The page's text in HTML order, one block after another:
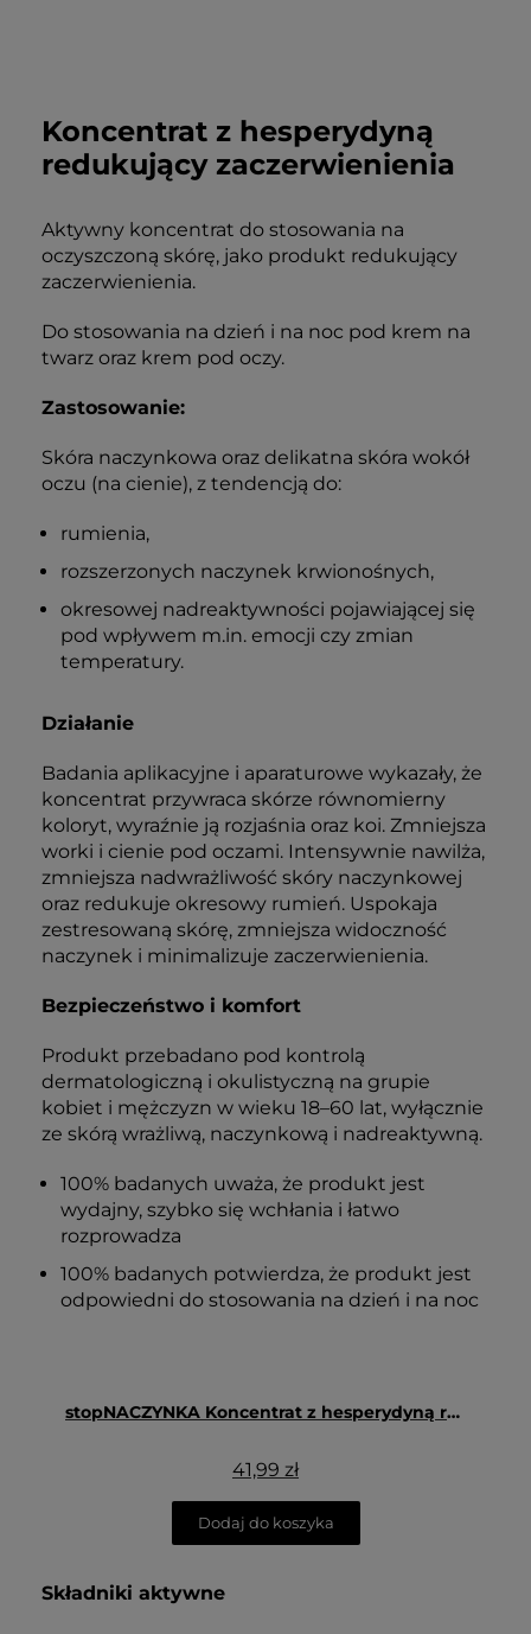
Koncentrat z hesperydyną
redukujący zaczerwienienia
Aktywny koncentrat do stosowania na
oczyszczoną skórę, jako produkt redukujący
zaczerwienienia.
Do stosowania na dzień i na noc pod krem na
twarz oraz krem pod oczy.
Zastosowanie:
Skóra naczynkowa oraz delikatna skóra wokół
oczu (na cienie), z tendencją do:
rumienia,
rozszerzonych naczynek krwionośnych,
okresowej nadreaktywności pojawiającej się
pod wpływem m.in. emocji czy zmian
temperatury.
Działanie
Badania aplikacyjne i aparaturowe wykazały, że
koncentrat przywraca skórze równomierny
koloryt, wyraźnie ją rozjaśnia oraz koi. Zmniejsza
worki i cienie pod oczami. Intensywnie nawilża,
zmniejsza nadwrażliwość skóry naczynkowej
oraz redukuje okresowy rumień. Uspokaja
zestresowaną skórę, zmniejsza widoczność
naczynek i minimalizuje zaczerwienienia.
Bezpieczeństwo i komfort
Produkt przebadano pod kontrolą
dermatologiczną i okulistyczną na grupie
kobiet i mężczyzn w wieku 18–60 lat, wyłącznie
ze skórą wrażliwą, naczynkową i nadreaktywną.
100% badanych uważa, że produkt jest
wydajny, szybko się wchłania i łatwo
rozprowadza
100% badanych potwierdza, że produkt jest
odpowiedni do stosowania na dzień i na noc
stopNACZYNKA Koncentrat z hesperydyną redukujący zaczerwienienia 30 ml - Floslek
41,99 zł
Dodaj do koszyka
Składniki aktywne